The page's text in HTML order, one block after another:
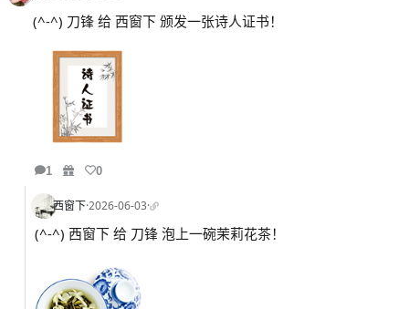
(^-^) 刀锋 给 西窗下 颁发一张诗人证书！
1 0
西窗下·2026-06-03·
(^-^) 西窗下 给 刀锋 泡上一碗茉莉花茶！